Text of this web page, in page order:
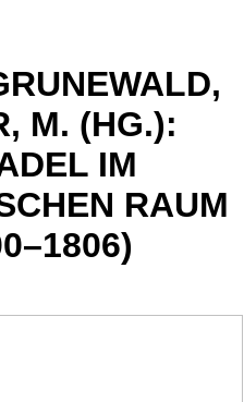
M. (HG.):
IM
RAUM